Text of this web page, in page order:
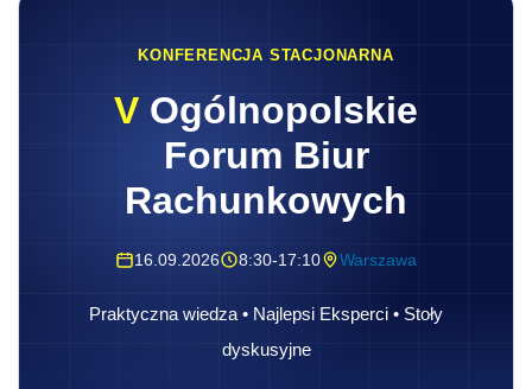
KONFERENCJA STACJONARNA
V Ogólnopolskie
Forum Biur
Rachunkowych
16.09.2026 8:30-17:10 Warszawa
Praktyczna wiedza • Najlepsi Eksperci • Stoły
dyskusyjne